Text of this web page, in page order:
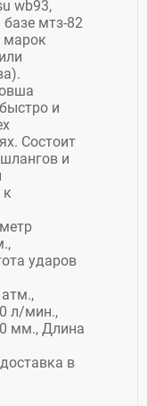
wb93,
мтз-82
марок
и
Состоит
и
к
ударов
л/мин.,
мм., Длина
в